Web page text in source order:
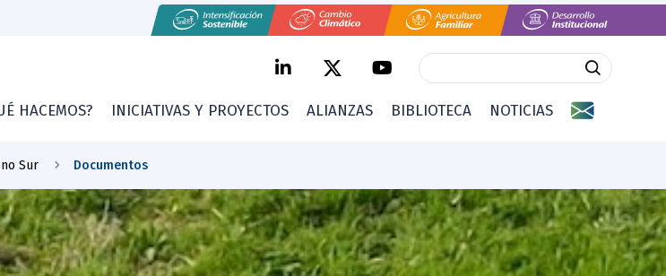
HACEMOS? INICIATIVAS Y PROYECTOS ALIANZAS BIBLIOTECA NOTICIAS
Sur Documentos